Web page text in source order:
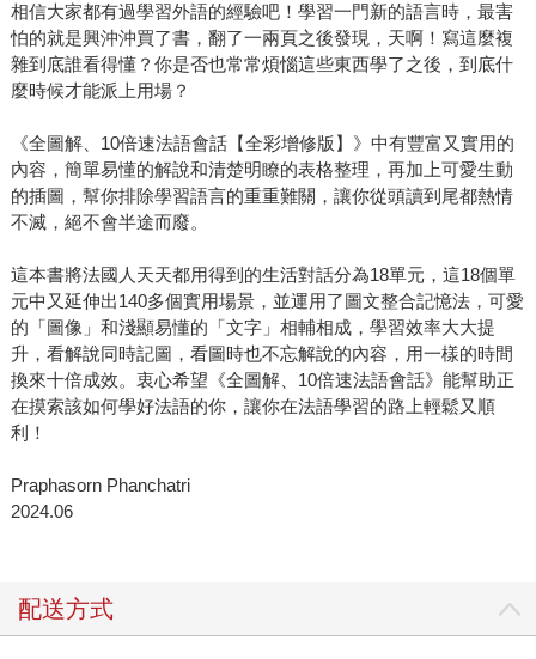
相信大家都有過學習外語的經驗吧！學習一門新的語言時，最害
怕的就是興沖沖買了書，翻了一兩頁之後發現，天啊！寫這麼複
雜到底誰看得懂？你是否也常常煩惱這些東西學了之後，到底什
麼時候才能派上用場？
《全圖解、10倍速法語會話【全彩增修版】》中有豐富又實用的
內容，簡單易懂的解說和清楚明瞭的表格整理，再加上可愛生動
的插圖，幫你排除學習語言的重重難關，讓你從頭讀到尾都熱情
不滅，絕不會半途而廢。
這本書將法國人天天都用得到的生活對話分為18單元，這18個單
元中又延伸出140多個實用場景，並運用了圖文整合記憶法，可愛
的「圖像」和淺顯易懂的「文字」相輔相成，學習效率大大提
升，看解說同時記圖，看圖時也不忘解說的內容，用一樣的時間
換來十倍成效。衷心希望《全圖解、10倍速法語會話》能幫助正
在摸索該如何學好法語的你，讓你在法語學習的路上輕鬆又順
利！
Praphasorn Phanchatri
2024.06
配送方式